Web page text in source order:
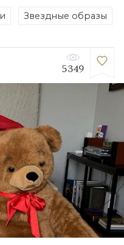
Звездные образы
5349